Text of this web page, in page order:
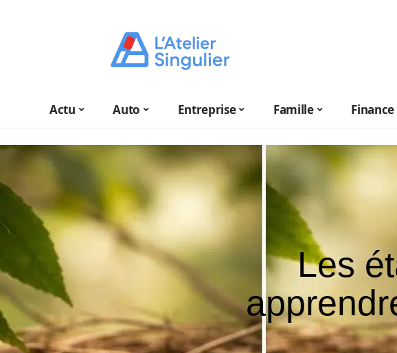
Actu Auto Entreprise Famille Finance
Les